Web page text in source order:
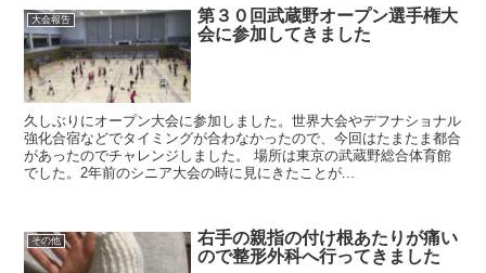
大会報告
第３０回武蔵野オープン選手権大
会に参加してきました
久しぶりにオープン大会に参加しました。世界大会やデフナショナル
強化合宿などでタイミングが合わなかったので、今回はたまたま都合
があったのでチャレンジしました。 場所は東京の武蔵野総合体育館
でした。2年前のシニア大会の時に見にきたことが...
その他
右手の親指の付け根あたりが痛い
ので整形外科へ行ってきました